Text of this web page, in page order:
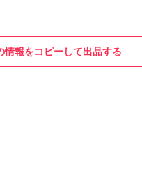
情報をコピーして出品する